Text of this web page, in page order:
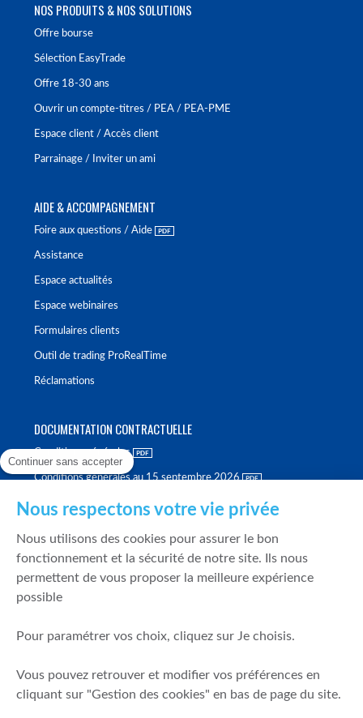
NOS PRODUITS & NOS SOLUTIONS
Offre bourse
Sélection EasyTrade
Offre 18-30 ans
Ouvrir un compte-titres / PEA / PEA-PME
Espace client / Accès client
Parrainage / Inviter un ami
AIDE & ACCOMPAGNEMENT
Foire aux questions / Aide
Assistance
Espace actualités
Espace webinaires
Formulaires clients
Outil de trading ProRealTime
Réclamations
DOCUMENTATION CONTRACTUELLE
Conditions générales
Conditions générales au 15 septembre 2026
Politique de meilleure sélection
Politique de durabilité
Fonds de garantie des dépôts et de résolution
Mentions légales
Prévention de la fraude
Continuer sans accepter
Nous respectons votre vie privée
Nous utilisons des cookies pour assurer le bon
fonctionnement et la sécurité de notre site. Ils nous
permettent de vous proposer la meilleure expérience
possible
Pour paramétrer vos choix, cliquez sur Je choisis.
Vous pouvez retrouver et modifier vos préférences en
cliquant sur "Gestion des cookies" en bas de page du site.